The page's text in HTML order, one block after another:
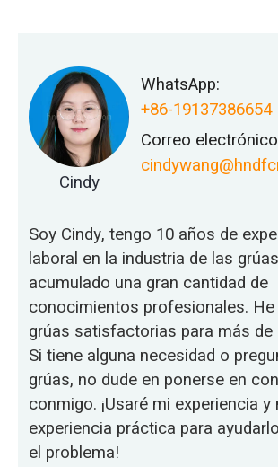
Cindy
WhatsApp:
+86-19137386654
Correo
Soy Cindy, tengo 10 años de
laboral en la industria de las
acumulado una gran cantidad de
conocimientos profesionales. He
grúas satisfactorias para más de
Si tiene alguna necesidad o
grúas, no dude en ponerse en
conmigo. ¡Usaré mi experiencia y
experiencia práctica para
el problema!